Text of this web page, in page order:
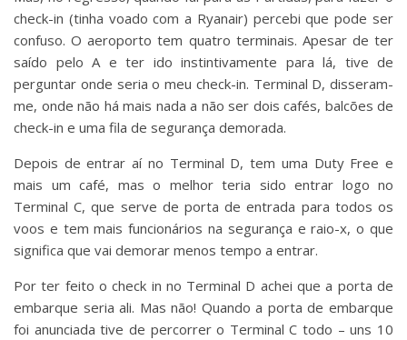
check-in (tinha voado com a Ryanair) percebi que pode ser
confuso. O aeroporto tem quatro terminais. Apesar de ter
saído pelo A e ter ido instintivamente para lá, tive de
perguntar onde seria o meu check-in. Terminal D, disseram-
me, onde não há mais nada a não ser dois cafés, balcões de
check-in e uma fila de segurança demorada.
Depois de entrar aí no Terminal D, tem uma Duty Free e
mais um café, mas o melhor teria sido entrar logo no
Terminal C, que serve de porta de entrada para todos os
voos e tem mais funcionários na segurança e raio-x, o que
significa que vai demorar menos tempo a entrar.
Por ter feito o check in no Terminal D achei que a porta de
embarque seria ali. Mas não! Quando a porta de embarque
foi anunciada tive de percorrer o Terminal C todo – uns 10